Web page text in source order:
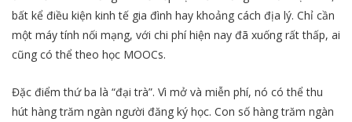
bất kể điều kiện kinh tế gia đình hay khoảng cách địa lý. Chỉ cần
một máy tính nối mạng, với chi phí hiện nay đã xuống rất thấp, ai
cũng có thể theo học MOOCs.
Đặc điểm thứ ba là “đại trà”. Vì mở và miễn phí, nó có thể thu
hút hàng trăm ngàn người đăng ký học. Con số hàng trăm ngàn